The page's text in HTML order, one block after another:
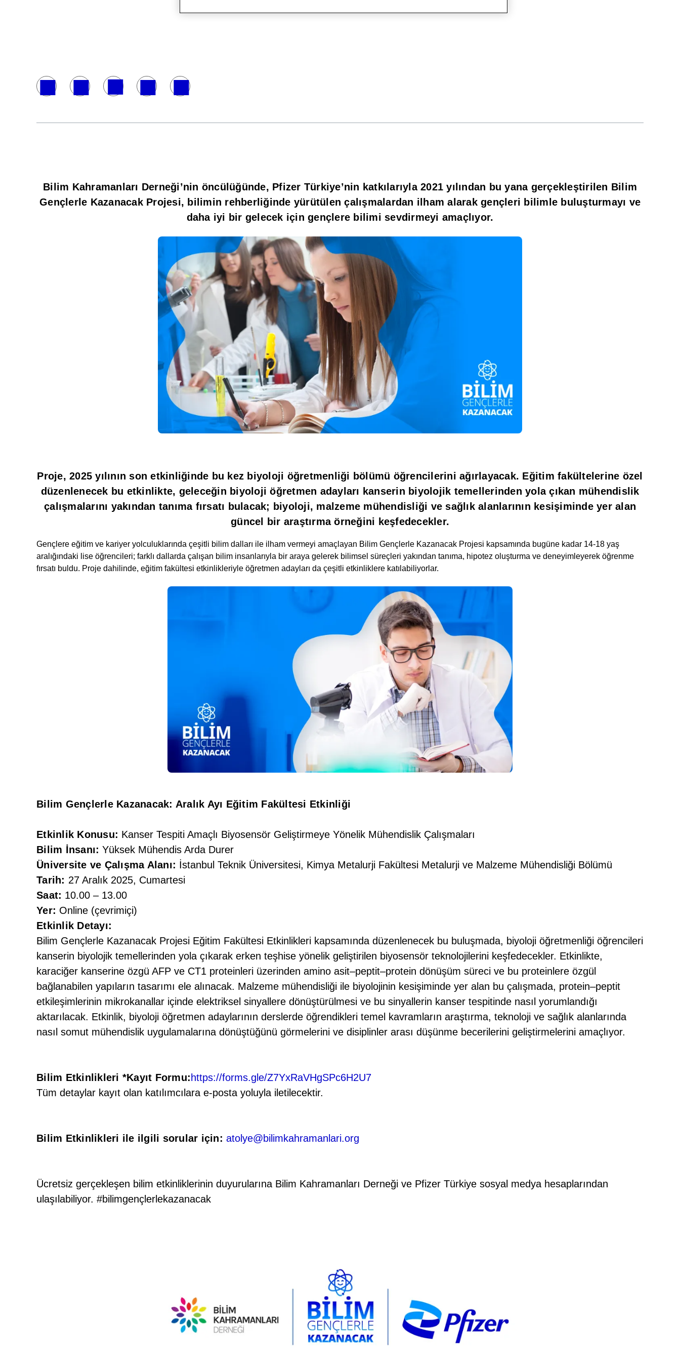
Bilim Kahramanları Derneği’nin öncülüğünde, Pfizer Türkiye’nin katkılarıyla 2021 yılından bu yana gerçekleştirilen Bilim
Gençlerle Kazanacak Projesi, bilimin rehberliğinde yürütülen çalışmalardan ilham alarak gençleri bilimle buluşturmayı ve
daha iyi bir gelecek için gençlere bilimi sevdirmeyi amaçlıyor.
Proje, 2025 yılının son etkinliğinde bu kez biyoloji öğretmenliği bölümü öğrencilerini ağırlayacak. Eğitim fakültelerine özel
düzenlenecek bu etkinlikte, geleceğin biyoloji öğretmen adayları kanserin biyolojik temellerinden yola çıkan mühendislik
çalışmalarını yakından tanıma fırsatı bulacak; biyoloji, malzeme mühendisliği ve sağlık alanlarının kesişiminde yer alan
güncel bir araştırma örneğini keşfedecekler.
Gençlere eğitim ve kariyer yolculuklarında çeşitli bilim dalları ile ilham vermeyi amaçlayan Bilim Gençlerle Kazanacak Projesi kapsamında bugüne kadar 14-18 yaş
aralığındaki lise öğrencileri; farklı dallarda çalışan bilim insanlarıyla bir araya gelerek bilimsel süreçleri yakından tanıma, hipotez oluşturma ve deneyimleyerek öğrenme
fırsatı buldu. Proje dahilinde, eğitim fakültesi etkinlikleriyle öğretmen adayları da çeşitli etkinliklere katılabiliyorlar.
Bilim Gençlerle Kazanacak: Aralık Ayı Eğitim Fakültesi Etkinliği
Etkinlik Konusu: Kanser Tespiti Amaçlı Biyosensör Geliştirmeye Yönelik Mühendislik Çalışmaları
Bilim İnsanı: Yüksek Mühendis Arda Durer
Üniversite ve Çalışma Alanı: İstanbul Teknik Üniversitesi, Kimya Metalurji Fakültesi Metalurji ve Malzeme Mühendisliği Bölümü
Tarih: 27 Aralık 2025, Cumartesi
Saat: 10.00 – 13.00
Yer: Online (çevrimiçi)
Etkinlik Detayı:
Bilim Gençlerle Kazanacak Projesi Eğitim Fakültesi Etkinlikleri kapsamında düzenlenecek bu buluşmada, biyoloji öğretmenliği öğrencileri
kanserin biyolojik temellerinden yola çıkarak erken teşhise yönelik geliştirilen biyosensör teknolojilerini keşfedecekler. Etkinlikte,
karaciğer kanserine özgü AFP ve CT1 proteinleri üzerinden amino asit–peptit–protein dönüşüm süreci ve bu proteinlere özgül
bağlanabilen yapıların tasarımı ele alınacak. Malzeme mühendisliği ile biyolojinin kesişiminde yer alan bu çalışmada, protein–peptit
etkileşimlerinin mikrokanallar içinde elektriksel sinyallere dönüştürülmesi ve bu sinyallerin kanser tespitinde nasıl yorumlandığı
aktarılacak. Etkinlik, biyoloji öğretmen adaylarının derslerde öğrendikleri temel kavramların araştırma, teknoloji ve sağlık alanlarında
nasıl somut mühendislik uygulamalarına dönüştüğünü görmelerini ve disiplinler arası düşünme becerilerini geliştirmelerini amaçlıyor.
Bilim Etkinlikleri *Kayıt Formu: https://forms.gle/Z7YxRaVHgSPc6H2U7
Tüm detaylar kayıt olan katılımcılara e-posta yoluyla iletilecektir.
Bilim Etkinlikleri ile ilgili sorular için: atolye@bilimkahramanlari.org
Ücretsiz gerçekleşen bilim etkinliklerinin duyurularına Bilim Kahramanları Derneği ve Pfizer Türkiye sosyal medya hesaplarından
ulaşılabiliyor. #bilimgençlerlekazanacak